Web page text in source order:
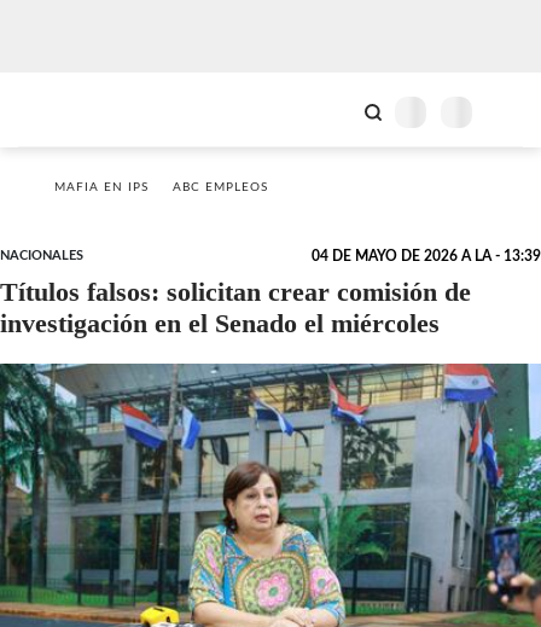
MAFIA EN IPS ABC EMPLEOS
NACIONALES 04 DE MAYO DE 2026 A LA - 13:39
Títulos falsos: solicitan crear comisión de
investigación en el Senado el miércoles